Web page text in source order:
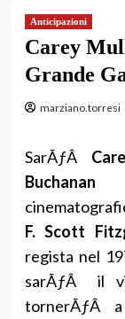
Anticipazioni
Carey
Grande
marziano.torresi
SarÃƒÂ
Buchanan
F. Scott
regista nel
sarÃƒÂ il
tornerÃƒÂ a